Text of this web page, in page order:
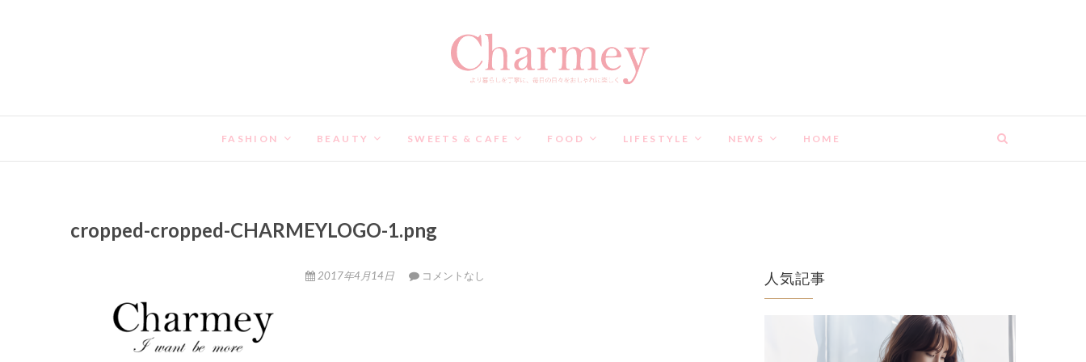
FASHION BEAUTY SWEETS & CAFE FOOD LIFESTYLE NEWS HOME
cropped-cropped-CHARMEYLOGO-1.png
2017年4月14日 コメントなし 人気記事